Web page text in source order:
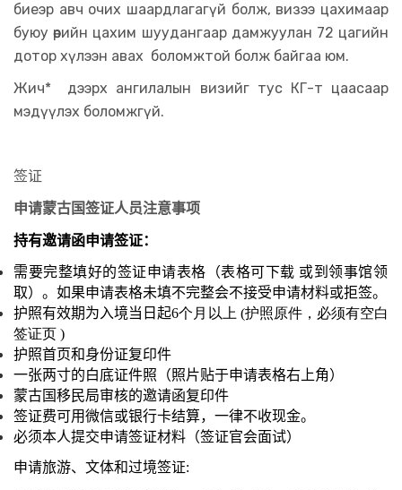
биеэр авч очих шаардлагагүй болж, визээ цахимаар
буюу өөрийн цахим шуудангаар дамжуулан 72 цагийн
дотор хүлээн авах боломжтой болж байгаа юм.
Жич* дээрх ангилалын визийг тус КГ-т цаасаар
мэдүүлэх боломжгүй.
签证
申请蒙古国签证人员注意事项
持有邀请函申请签证：
需要完整填好的签证申请表格（表格可下载 或到领事馆领
取）。如果申请表格未填不完整会不接受申请材料或拒签。
护照有效期为入境当日起6个月以上 (护照原件，必须有空白
签证页 )
护照首页和身份证复印件
一张两寸的白底证件照（照片贴于申请表格右上角）
蒙古国移民局审核的邀请函复印件
签证费可用微信或银行卡结算，一律不收现金。
必须本人提交申请签证材料（签证官会面试）
申请旅游、文体和过境签证: